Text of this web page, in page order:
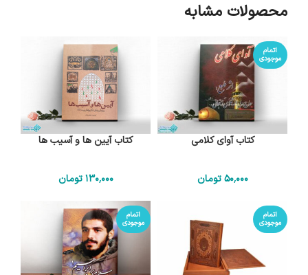
محصولات مشابه
اتمام
موجودی
کتاب آوای کلامی
50٬000 تومان
کتاب آیین ها و آسیب ها
130٬000 تومان
اتمام
موجودی
اتمام
موجودی